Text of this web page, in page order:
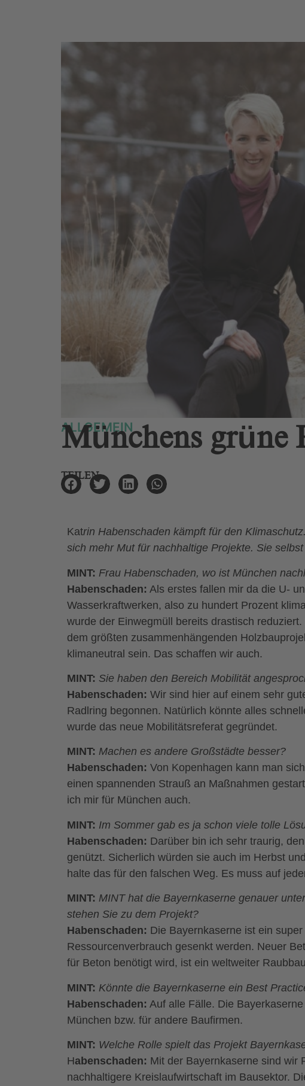
ALLGEMEIN
Münchens grüne
TEILEN
Katrin Habenschaden kämpft für den
sich mehr Mut für nachhaltige Projekte. Sie
MINT: Frau Habenschaden, wo ist München
Habenschaden: Als erstes fallen mir da die U-
Wasserkraftwerken, also zu hundert Prozent
wurde der Einwegmüll bereits drastisch
dem größten zusammenhängenden
klimaneutral sein. Das schaffen wir auch.
MINT: Sie haben den Bereich Mobilität
Habenschaden: Wir sind hier auf einem sehr
Radlring begonnen. Natürlich könnte alles
wurde das neue Mobilitätsreferat gegründet.
MINT: Machen es andere Großstädte besser?
Habenschaden: Von Kopenhagen kann man
einen spannenden Strauß an Maßnahmen
ich mir für München auch.
MINT: Im Sommer gab es ja schon viele tolle
Habenschaden: Darüber bin ich sehr traurig,
genützt. Sicherlich würden sie auch im Herbst
halte das für den falschen Weg. Es muss auf
MINT: MINT hat die Bayernkaserne genauer
stehen Sie zu dem Projekt?
Habenschaden: Die Bayernkaserne ist ein
Ressourcenverbrauch gesenkt werden. Neuer
für Beton benötigt wird, ist ein weltweiter
MINT: Könnte die Bayernkaserne ein Best
Habenschaden: Auf alle Fälle. Die
München bzw. für andere Baufirmen.
MINT: Welche Rolle spielt das Projekt
Habenschaden: Mit der Bayernkaserne sind wir
nachhaltigere Kreislaufwirtschaft im Bausektor.